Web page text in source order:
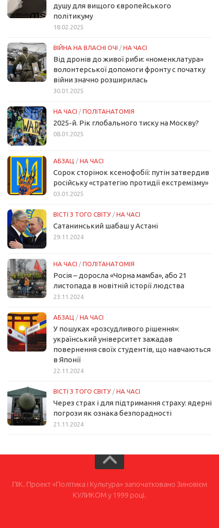
душу для вищого європейського
політикуму
18.02.2025
ВІЙНА НА ВЛАСНІ ОЧІ / НА ЧАСІ
Від дронів до живої риби: «номенклатура»
волонтерської допомоги фронту с початку
війни значно розширилась
30.01.2025
НА ЧАСІ / ПОЛІТАНАТОМІЯ
2025-й. Рік глобального тиску на Москву?
08.01.2025
АБЗАЦ / НА ЧАСІ
Сорок сторінок ксенофобії: путін затвердив
російську «стратегію протидії екстремізму»
03.01.2025
ВІСТІ З ТОГО СВІТУ / НА ЧАСІ
Сатанинський шабаш у Астані
29.11.2024
НА ЧАСІ / ПОЛІТАНАТОМІЯ
Росія – доросла «Чорна мамба», або 21
листопада в новітній історії людства
23.11.2024
АБЗАЦ / НА ЧАСІ
У пошуках «розсудливого рішення»:
український університет зажадав
повернення своїх студентів, що навчаються
в Японії
22.11.2024
ВІСТІ З ТОГО СВІТУ / НА ЧАСІ
Через страх і для підтримання страху: ядерні
погрози як ознака безпорадності
21.11.2024
ПІК. Проект «Політика і Культура» започатковано Зиновієм
КУЛИКОМ у 1999 році.